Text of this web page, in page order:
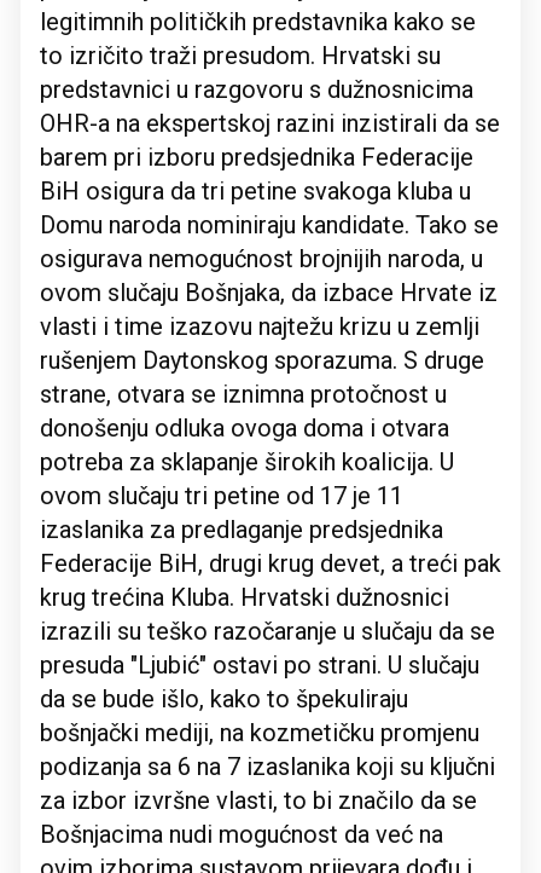
legitimnih političkih predstavnika kako se
to izričito traži presudom. Hrvatski su
predstavnici u razgovoru s dužnosnicima
OHR-a na ekspertskoj razini inzistirali da se
barem pri izboru predsjednika Federacije
BiH osigura da tri petine svakoga kluba u
Domu naroda nominiraju kandidate. Tako se
osigurava nemogućnost brojnijih naroda, u
ovom slučaju Bošnjaka, da izbace Hrvate iz
vlasti i time izazovu najtežu krizu u zemlji
rušenjem Daytonskog sporazuma. S druge
strane, otvara se iznimna protočnost u
donošenju odluka ovoga doma i otvara
potreba za sklapanje širokih koalicija. U
ovom slučaju tri petine od 17 je 11
izaslanika za predlaganje predsjednika
Federacije BiH, drugi krug devet, a treći pak
krug trećina Kluba. Hrvatski dužnosnici
izrazili su teško razočaranje u slučaju da se
presuda "Ljubić" ostavi po strani. U slučaju
da se bude išlo, kako to špekuliraju
bošnjački mediji, na kozmetičku promjenu
podizanja sa 6 na 7 izaslanika koji su ključni
za izbor izvršne vlasti, to bi značilo da se
Bošnjacima nudi mogućnost da već na